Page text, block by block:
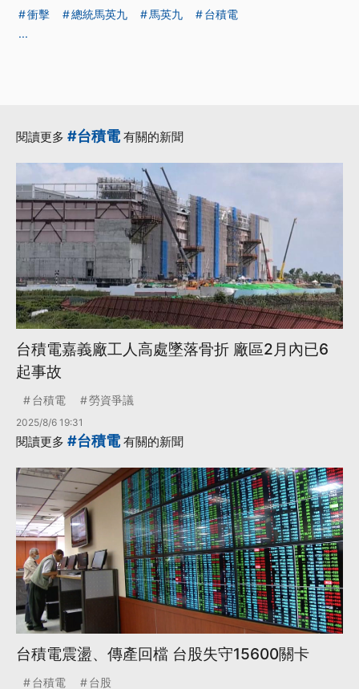
衝擊
總統馬英九 馬英九
台積電
...
閱讀更多 #台積電有關的新聞
台積電嘉義廠工人高處墜落骨折 廠區2月內已6
起事故
台積電 勞資爭議
2025/8/6 19:31
閱讀更多 #台積電有關的新聞
台積電震盪、傳產回檔 台股失守15600關卡
台積電 台股